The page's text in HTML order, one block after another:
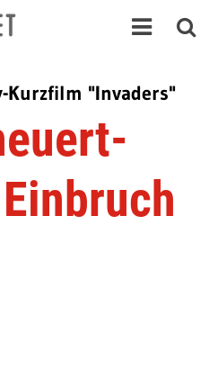
Kurzfilm "Invaders"